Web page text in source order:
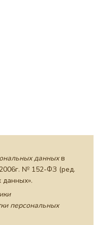
данныхв
№ 152-ФЗ (ред.
данных».
персональных